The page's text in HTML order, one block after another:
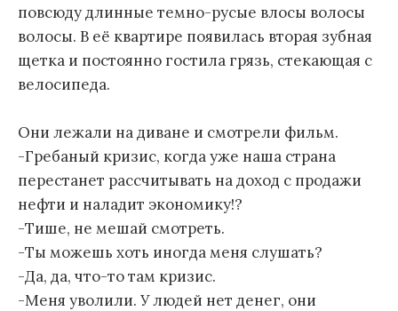
повсюду длинные темно-русые влосы волосы
волосы. В её квартире появилась вторая зубная
щетка и постоянно гостила грязь, стекающая с
велосипеда.
Они лежали на диване и смотрели фильм.
-Гребаный кризис, когда уже наша страна
перестанет рассчитывать на доход с продажи
нефти и наладит экономику!?
-Тише, не мешай смотреть.
-Ты можешь хоть иногда меня слушать?
-Да, да, что-то там кризис.
-Меня уволили. У людей нет денег, они